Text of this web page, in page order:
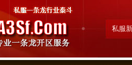
私服